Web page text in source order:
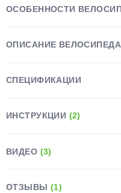
ОСОБЕННОСТИ
ОПИСАНИЕ ВЕЛОСИПЕДА
СПЕЦИФИКАЦИИ
ИНСТРУКЦИИ (2)
ВИДЕО (3)
ОТЗЫВЫ (1)
недели